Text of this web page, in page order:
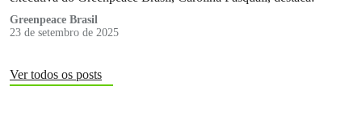
Greenpeace Brasil
23 de setembro de 2025
Ver todos os posts